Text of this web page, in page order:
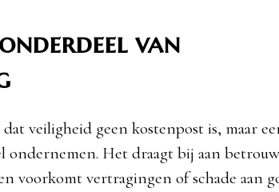
van
veiligheid geen kostenpost is, maar
ondernemen. Het draagt bij aan
voorkomt vertragingen of schade aan